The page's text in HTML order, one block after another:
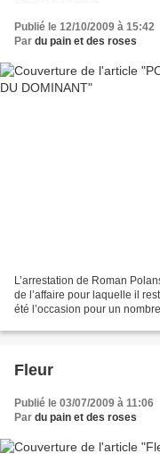
Publié le 12/10/2009 à 15:42
Par du pain et des roses
L’arrestation de Roman
de l’affaire pour laquelle il
été l’occasion pour un
Fleur
Publié le 03/07/2009 à 11:06
Par du pain et des roses